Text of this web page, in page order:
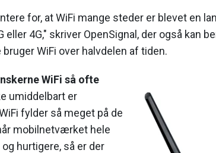
for, at WiFi mange steder er blevet en
eller 4G," skriver OpenSignal, der også kan
WiFi over halvdelen af tiden.
WiFi så ofte
umiddelbart er
fylder så meget på de
mobilnetværket hele
hurtigere, så er der